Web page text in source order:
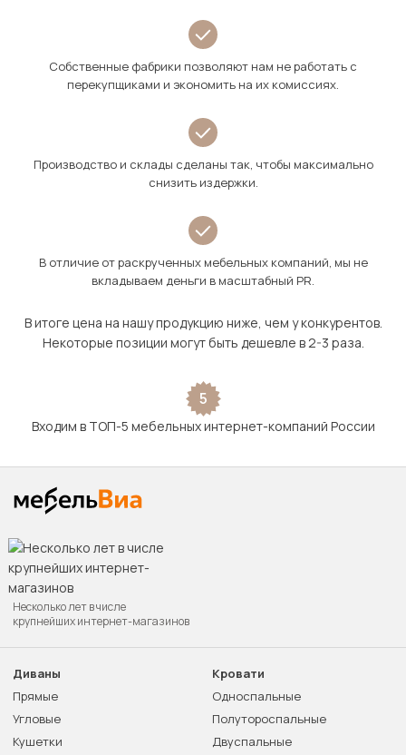
Собственные фабрики позволяют нам не работать с
перекупщиками и экономить на их комиссиях.
Производство и склады сделаны так, чтобы максимально
снизить издержки.
В отличие от раскрученных мебельных компаний, мы не
вкладываем деньги в масштабный PR.
В итоге цена на нашу продукцию ниже, чем у конкурентов.
Некоторые позиции могут быть дешевле в 2-3 раза.
5
Входим в ТОП-5 мебельных интернет-компаний России
Несколько лет в числе
крупнейших интернет-магазинов
Диваны
Прямые
Угловые
Кушетки
Кровати
Односпальные
Полутороспальные
Двуспальные